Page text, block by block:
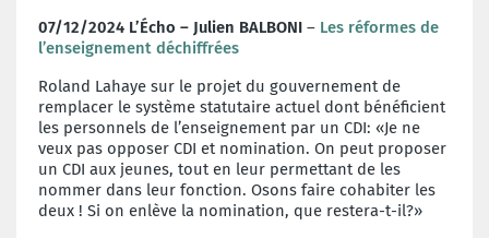
07/12/2024 L’Écho – Julien BALBONI – Les réformes de
l’enseignement déchiffrées
Roland Lahaye sur le projet du gouvernement de
remplacer le système statutaire actuel dont bénéficient
les personnels de l’enseignement par un CDI: «Je ne
veux pas opposer CDI et nomination. On peut proposer
un CDI aux jeunes, tout en leur permettant de les
nommer dans leur fonction. Osons faire cohabiter les
deux ! Si on enlève la nomination, que restera-t-il?»